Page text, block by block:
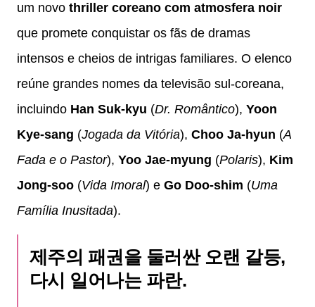
um novo thriller coreano com atmosfera noir
que promete conquistar os fãs de dramas
intensos e cheios de intrigas familiares. O elenco
reúne grandes nomes da televisão sul-coreana,
incluindo Han Suk-kyu (Dr. Romântico), Yoon
Kye-sang (Jogada da Vitória), Choo Ja-hyun (A
Fada e o Pastor), Yoo Jae-myung (Polaris), Kim
Jong-soo (Vida Imoral) e Go Doo-shim (Uma
Família Inusitada).
제주의 패권을 둘러싼 오랜 갈등,
다시 일어나는 파란.